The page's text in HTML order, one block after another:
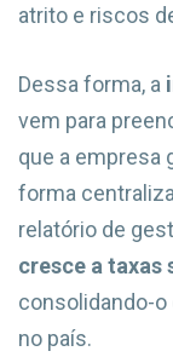
atrito e riscos
Dessa forma, a
vem para
que a empresa
forma
relatório de
cresce a taxas
consolidando-o
no país.